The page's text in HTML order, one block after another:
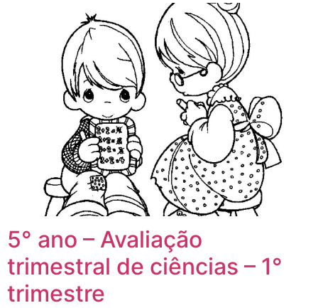
5° ano – Avaliação
trimestral de ciências – 1°
trimestre